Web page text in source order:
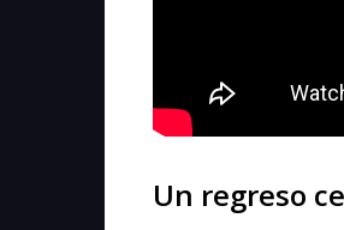
Un regreso